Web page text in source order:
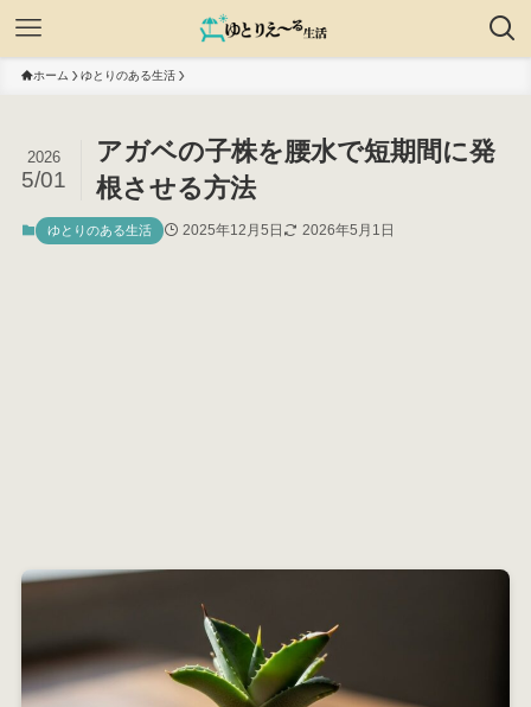
ホーム ゆとりのある生活
アガベの子株を腰水で短期間に発
根させる方法
2026
5/01
ゆとりのある生活 2025年12月5日 2026年5月1日